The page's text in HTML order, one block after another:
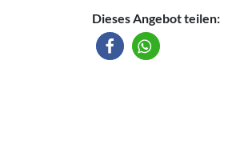
Dieses Angebot teilen: